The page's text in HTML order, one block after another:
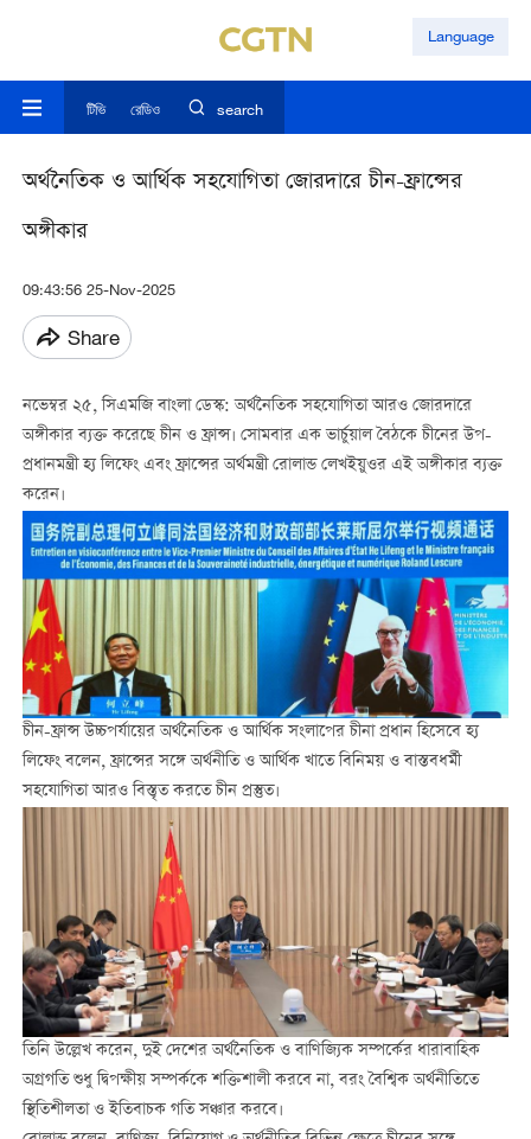
Language
টিভি রেডিও search
অর্থনৈতিক ও আর্থিক সহযোগিতা জোরদারে চীন-ফ্রান্সের
অঙ্গীকার
09:43:56 25-Nov-2025
Share
নভেম্বর ২৫, সিএমজি বাংলা ডেস্ক: অর্থনৈতিক সহযোগিতা আরও জোরদারে
অঙ্গীকার ব্যক্ত করেছে চীন ও ফ্রান্স। সোমবার এক ভার্চুয়াল বৈঠকে চীনের উপ-
প্রধানমন্ত্রী হ্য লিফেং এবং ফ্রান্সের অর্থমন্ত্রী রোলান্ড লেখইয়ুওর এই অঙ্গীকার ব্যক্ত
করেন।
চীন-ফ্রান্স উচ্চপর্যায়ের অর্থনৈতিক ও আর্থিক সংলাপের চীনা প্রধান হিসেবে হ্য
লিফেং বলেন, ফ্রান্সের সঙ্গে অর্থনীতি ও আর্থিক খাতে বিনিময় ও বাস্তবধর্মী
সহযোগিতা আরও বিস্তৃত করতে চীন প্রস্তুত।
তিনি উল্লেখ করেন, দুই দেশের অর্থনৈতিক ও বাণিজ্যিক সম্পর্কের ধারাবাহিক
অগ্রগতি শুধু দ্বিপক্ষীয় সম্পর্ককে শক্তিশালী করবে না, বরং বৈশ্বিক অর্থনীতিতে
স্থিতিশীলতা ও ইতিবাচক গতি সঞ্চার করবে।